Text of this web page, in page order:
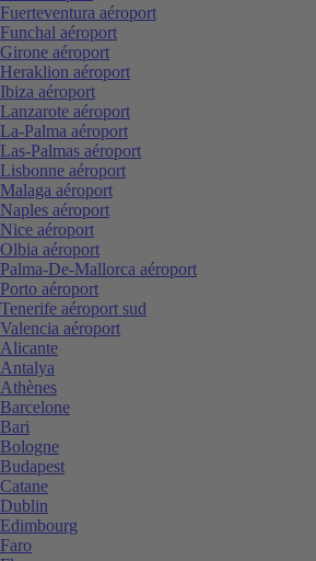
Fuerteventura aéroport
Funchal aéroport
Girone aéroport
Heraklion aéroport
Ibiza aéroport
Lanzarote aéroport
La-Palma aéroport
Las-Palmas aéroport
Lisbonne aéroport
Malaga aéroport
Naples aéroport
Nice aéroport
Olbia aéroport
Palma-De-Mallorca aéroport
Porto aéroport
Tenerife aéroport sud
Valencia aéroport
Alicante
Antalya
Athènes
Barcelone
Bari
Bologne
Budapest
Catane
Dublin
Edimbourg
Faro